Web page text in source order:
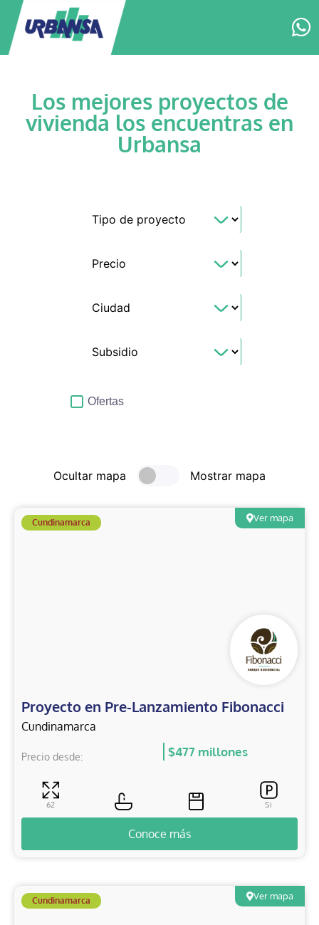
Los mejores proyectos de
vivienda los encuentras en
Urbansa
Ofertas
Ocultar mapa Mostrar mapa
Ver mapa
Cundinamarca
Proyecto en Pre-Lanzamiento Fibonacci
Cundinamarca
Precio desde: $477 millones
62 Si
Conoce más
Ver mapa
Cundinamarca